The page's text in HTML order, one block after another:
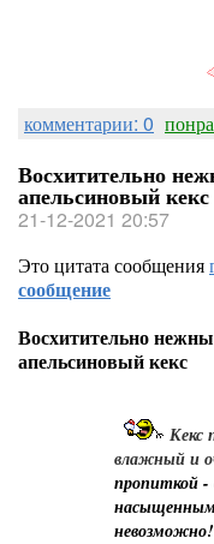
комментарии: 0
Восхитительно
апельсиновый кекс
21-12-2021 20:57
Это цитата сообщения
сообщение
Восхитительно
апельсиновый кекс
Кекс
влажный и
пропиткой